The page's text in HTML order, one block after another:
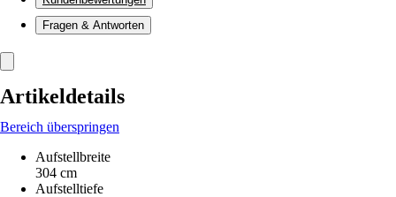
Fragen & Antworten
Artikeldetails
Bereich überspringen
Aufstellbreite
304 cm
Aufstelltiefe